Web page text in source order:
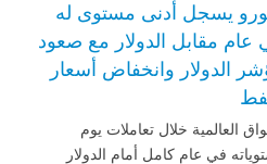
يسجل أدنى مستوى له
عام مقابل الدولار مع صعود
الدولار وانخفاض أسعار
العالمية خلال تعاملات يوم
في عام كامل أمام الدولار